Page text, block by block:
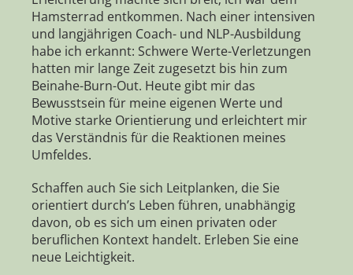
Hamsterrad entkommen. Nach einer intensiven
und langjährigen Coach- und NLP-Ausbildung
habe ich erkannt: Schwere Werte-Verletzungen
hatten mir lange Zeit zugesetzt bis hin zum
Beinahe-Burn-Out. Heute gibt mir das
Bewusstsein für meine eigenen Werte und
Motive starke Orientierung und erleichtert mir
das Verständnis für die Reaktionen meines
Umfeldes.
Schaffen auch Sie sich Leitplanken, die Sie
orientiert durch’s Leben führen, unabhängig
davon, ob es sich um einen privaten oder
beruflichen Kontext handelt. Erleben Sie eine
neue Leichtigkeit.